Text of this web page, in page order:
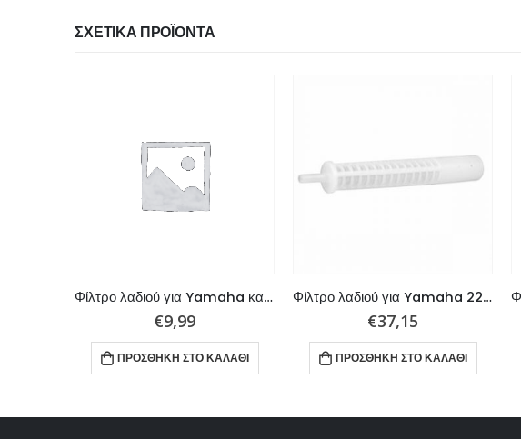
ΣΧΕΤΙΚΆ ΠΡΟΪΌΝΤΑ
Φίλτρο λαδιού για Yamaha και Tohatsu
€9,99
ΠΡΟΣΘΉΚΗ ΣΤΟ ΚΑΛΆΘΙ
Φίλτρο λαδιού για Yamaha 225-300hp
€37,15
ΠΡΟΣΘΉΚΗ ΣΤΟ ΚΑΛΆΘΙ